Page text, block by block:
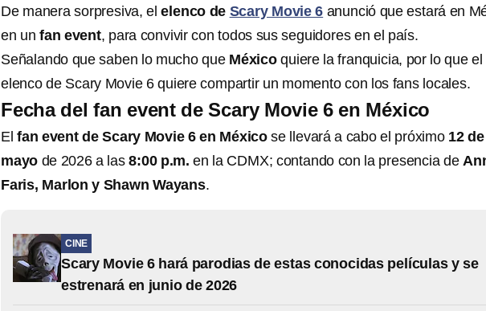
De manera sorpresiva, elelenco de Scary Movie 6 anunció que estará en
en un fan event, para convivir con todos sus seguidores en el país.
Señalando que saben lo mucho que Méxicoquiere la franquicia, por lo que el
elenco de Scary Movie 6 quiere compartir un momento con los fans locales.
Fecha del fan event de Scary Movie 6 en México
El fan event de Scary Movie 6 en México se llevará a cabo el próximo12 de
mayo de 2026 a las8:00 p.m. en la CDMX; contando con la presencia de
Faris, Marlon y Shawn Wayans.
CINE
Scary Movie 6 hará parodias de estas conocidas películas y se
estrenará en junio de 2026